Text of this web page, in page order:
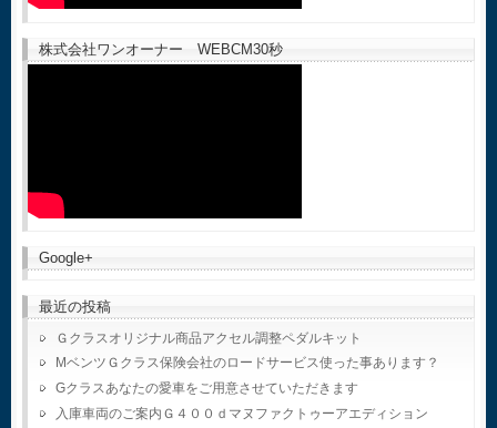
株式会社ワンオーナー WEBCM30秒
Google+
最近の投稿
Ｇクラスオリジナル商品アクセル調整ペダルキット
MベンツＧクラス保険会社のロードサービス使った事あります？
Gクラスあなたの愛車をご用意させていただきます
入庫車両のご案内Ｇ４００ｄマヌファクトゥーアエディション